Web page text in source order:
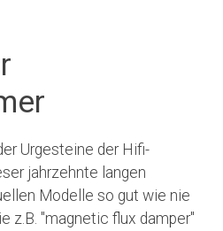
Urgesteine der Hifi-
jahrzehnte langen
Modelle so gut wie nie
z.B. "magnetic flux damper"